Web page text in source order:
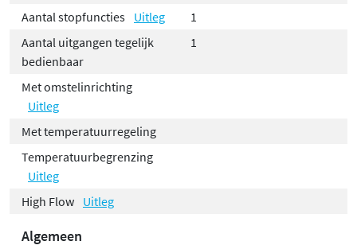
Aantal stopfuncties Uitleg
1
Aantal uitgangen tegelijk
bedienbaar
1
Met omstelinrichting
Uitleg
Met temperatuurregeling
Temperatuurbegrenzing
Uitleg
High Flow Uitleg
Algemeen